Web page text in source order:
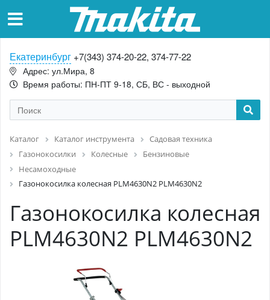
Екатеринбург +7(343) 374-20-22, 374-77-22
Адрес: ул.Мира, 8
Время работы: ПН-ПТ 9-18, СБ, ВС - выходной
Каталог Каталог инструмента
Садовая техника
Газонокосилки
Колесные
Бензиновые
Несамоходные
Газонокосилка колесная PLM4630N2 PLM4630N2
Газонокосилка колесная
PLM4630N2 PLM4630N2